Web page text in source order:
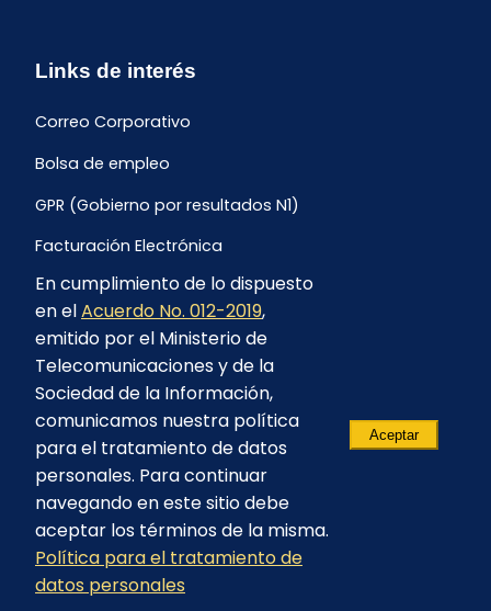
Links de interés
Correo Corporativo
Bolsa de empleo
GPR (Gobierno por resultados N1)
Facturación Electrónica
Archivo Histórico de Facturación
Portal Ambiental y Social
Proyecto Geotérmico Chachimbiro
Contratación consultoría mediante “Lista Corta”
Reglamento de Procesos Asociativos
© 2023 - CELEC EP - Todos los derechos
reservados
En cumplimiento de lo dispuesto
en elAcuerdo No. 012-2019,
emitido por el Ministerio de
Telecomunicaciones y de la
Sociedad de la Información,
comunicamos nuestra política
para el tratamiento de datos
personales. Para continuar
navegando en este sitio debe
aceptar los términos de la misma.
Política para el tratamiento de
datos personales
Aceptar